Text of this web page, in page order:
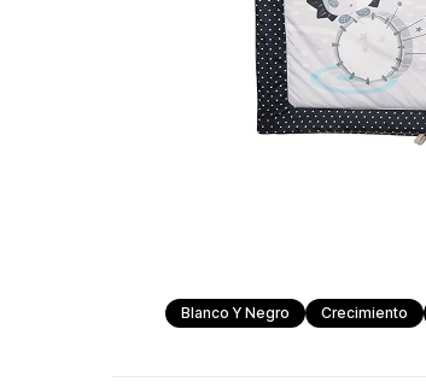
Blanco Y Negro Crecimiento